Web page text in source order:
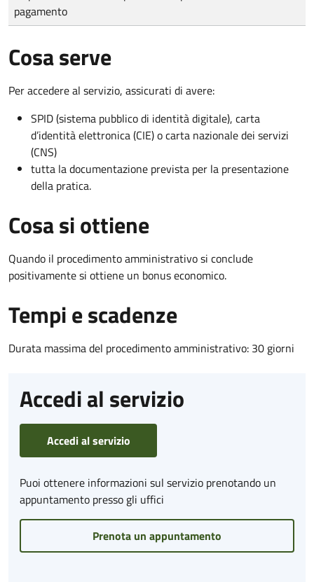
pagamento
Cosa serve
Per accedere al servizio, assicurati di avere:
SPID (sistema pubblico di identità digitale), carta
d’identità elettronica (CIE) o carta nazionale dei servizi
(CNS)
tutta la documentazione prevista per la presentazione
della pratica.
Cosa si ottiene
Quando il procedimento amministrativo si conclude
positivamente si ottiene un bonus economico.
Tempi e scadenze
Durata massima del procedimento amministrativo: 30 giorni
Accedi al servizio
Accedi al servizio
Puoi ottenere informazioni sul servizio prenotando un
appuntamento presso gli uffici
Prenota un appuntamento